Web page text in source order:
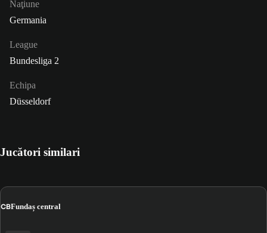
Naţiune
Germania
League
Bundesliga 2
Echipa
Düsseldorf
Jucători similari
CBFundaș central